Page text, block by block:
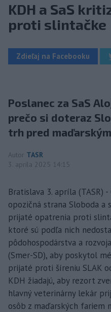
KDH a SaS
proti slintačke
Zdieľaj na Facebooku
Poslanec za SaS
prečo si doteraz
trh pred
Autor TASR
3. apríla 2025 14:15
Bratislava 3. apríla (TASR)
opozičná strana Sloboda a
prijaté opatrenia proti
ktoré sú podľa nich
pôdohospodárstva a
(Smer-SD), aby poskytol
prijaté proti šíreniu SLAK
KDH žiadajú, aby rezort
hlavný veterinárny lekár
osôb z maďarských fariem